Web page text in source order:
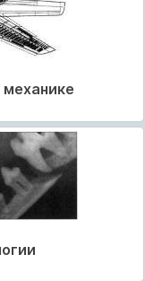
механике